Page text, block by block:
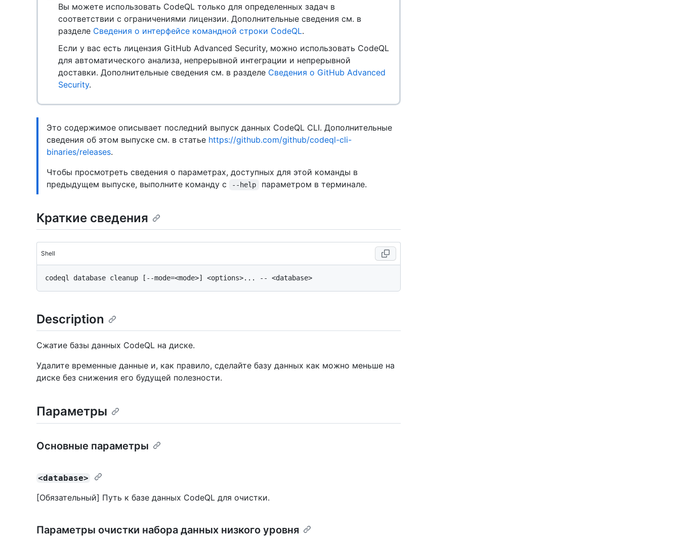
Вы можете использовать CodeQL только для определенных задач в
соответствии с ограничениями лицензии. Дополнительные сведения см. в
разделе Сведения о интерфейсе командной строки CodeQL.
Если у вас есть лицензия GitHub Advanced Security, можно использовать CodeQL
для автоматического анализа, непрерывной интеграции и непрерывной
доставки. Дополнительные сведения см. в разделе Сведения о GitHub Advanced
Security.
Это содержимое описывает последний выпуск данных CodeQL CLI. Дополнительные
сведения об этом выпуске см. в статье https://github.com/github/codeql-cli-
binaries/releases.
Чтобы просмотреть сведения о параметрах, доступных для этой команды в
предыдущем выпуске, выполните команду с
--help параметром в терминале.
Краткие сведения
Shell
Description
Сжатие базы данных CodeQL на диске.
Удалите временные данные и, как правило, сделайте базу данных как можно меньше на
диске без снижения его будущей полезности.
Параметры
Основные параметры
<database>
[Обязательный] Путь к базе данных CodeQL для очистки.
Параметры очистки набора данных низкого уровня